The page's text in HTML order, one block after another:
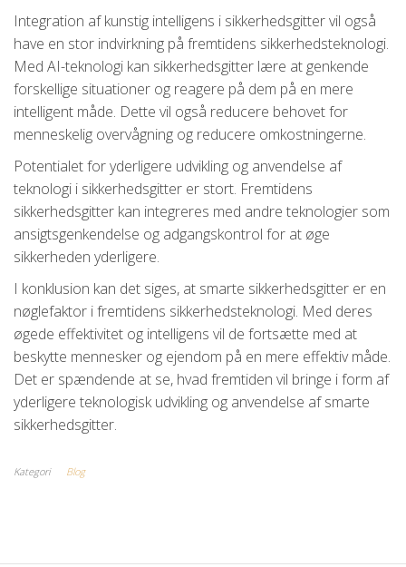
Integration af kunstig intelligens i sikkerhedsgitter vil også
have en stor indvirkning på fremtidens sikkerhedsteknologi.
Med AI-teknologi kan sikkerhedsgitter lære at genkende
forskellige situationer og reagere på dem på en mere
intelligent måde. Dette vil også reducere behovet for
menneskelig overvågning og reducere omkostningerne.
Potentialet for yderligere udvikling og anvendelse af
teknologi i sikkerhedsgitter er stort. Fremtidens
sikkerhedsgitter kan integreres med andre teknologier som
ansigtsgenkendelse og adgangskontrol for at øge
sikkerheden yderligere.
I konklusion kan det siges, at smarte sikkerhedsgitter er en
nøglefaktor i fremtidens sikkerhedsteknologi. Med deres
øgede effektivitet og intelligens vil de fortsætte med at
beskytte mennesker og ejendom på en mere effektiv måde.
Det er spændende at se, hvad fremtiden vil bringe i form af
yderligere teknologisk udvikling og anvendelse af smarte
sikkerhedsgitter.
Kategori Blog